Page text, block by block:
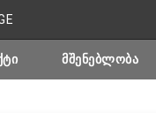
ᲛᲨᲔᲜᲔᲑᲚᲝᲑᲐ